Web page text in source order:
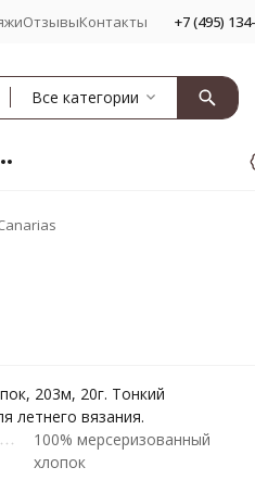
ОтзывыКонтакты +7 (495)
Все категории
203м, 20г. Тонкий
летнего вязания.
100% мерсеризованный
хлопок